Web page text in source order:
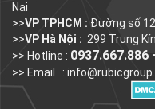
Nai
>>VP TPHCM : Đường số
>>VP Hà Nội : 299 Trung
>> Hotline : 0937.667.886
>> Email :